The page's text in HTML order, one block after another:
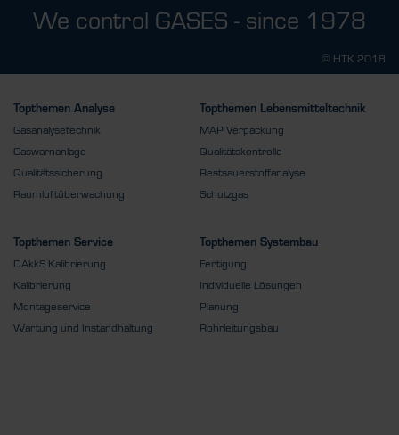
We control GASES - since 1978
© HTK 2018
Topthemen Analyse
Gasanalysetechnik
Gaswarnanlage
Qualitätssicherung
Raumluftüberwachung
Topthemen Lebensmitteltechnik
MAP Verpackung
Qualitätskontrolle
Restsauerstoffanalyse
Schutzgas
Topthemen Service
DAkkS Kalibrierung
Kalibrierung
Montageservice
Wartung und Instandhaltung
Topthemen Systembau
Fertigung
Individuelle Lösungen
Planung
Rohrleitungsbau